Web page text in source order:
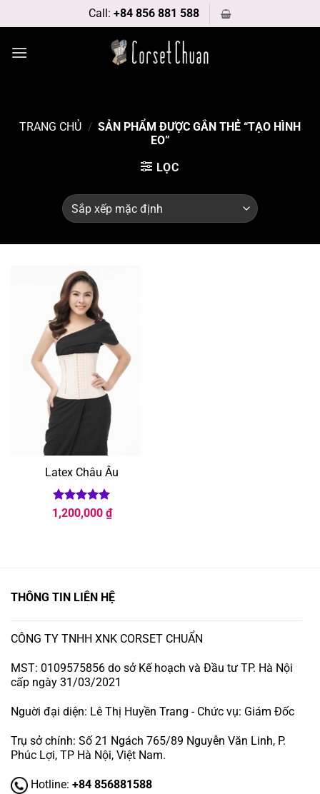
qua
dung
Call: +84 856 881 588
TRANG CHỦ / SẢN PHẨM ĐƯỢC GẮN THẺ “TẠO HÌNH
EO”
LỌC
Latex Châu Âu
Được xếp
hạng5
1,200,000 ₫
THÔNG TIN LIÊN HỆ
CÔNG TY TNHH XNK CORSET CHUẨN
MST: 0109575856 do sở Kế hoạch và Đầu tư TP. Hà Nội
cấp ngày 31/03/2021
Nguời đại diện: Lê Thị Huyền Trang - Chức vụ: Giám Đốc
Trụ sở chính: Số 21 Ngách 765/89 Nguyễn Văn Linh, P.
Phúc Lợi, TP Hà Nội, Việt Nam.
Hotline: +84 856881588